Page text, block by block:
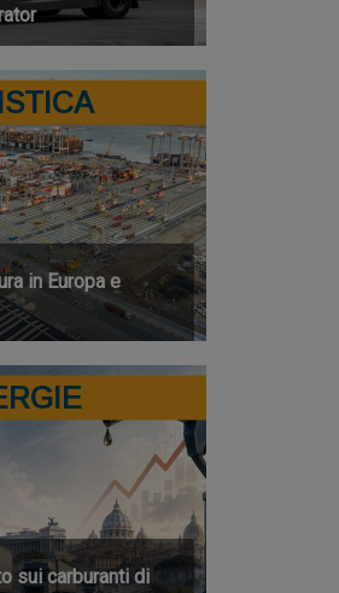
in Europa e
sui carburanti di